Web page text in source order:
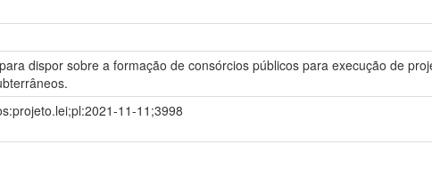
dispor sobre a formação de consórcios públicos para execução de
11-11;3998